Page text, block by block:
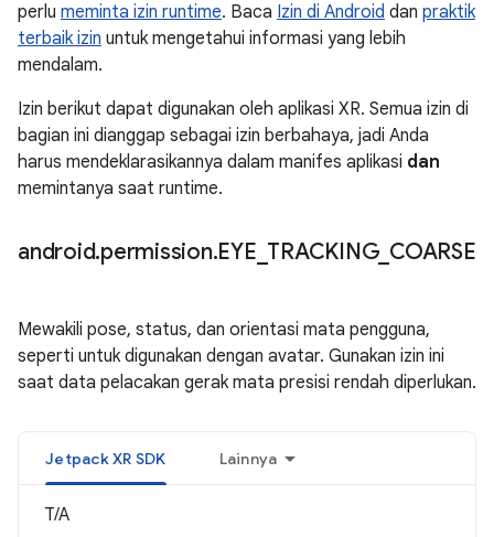
perlu meminta izin runtime. Baca Izin di Android dan praktik
terbaik izin untuk mengetahui informasi yang lebih
mendalam.
Izin berikut dapat digunakan oleh aplikasi XR. Semua izin di
bagian ini dianggap sebagai izin berbahaya, jadi Anda
harus mendeklarasikannya dalam manifes aplikasi dan
memintanya saat runtime.
android.permission.EYE TRACKING_ COARSE
Mewakili pose, status, dan orientasi mata pengguna,
seperti untuk digunakan dengan avatar. Gunakan izin ini
saat data pelacakan gerak mata presisi rendah diperlukan.
Jetpack XR SDK Lainnya
T/A